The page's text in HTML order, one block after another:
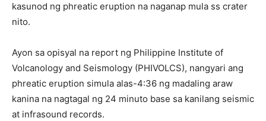
kasunod ng phreatic eruption na naganap mula ss crater
nito.
Ayon sa opisyal na report ng Philippine Institute of
Volcanology and Seismology (PHIVOLCS), nangyari ang
phreatic eruption simula alas-4:36 ng madaling araw
kanina na nagtagal ng 24 minuto base sa kanilang seismic
at infrasound records.